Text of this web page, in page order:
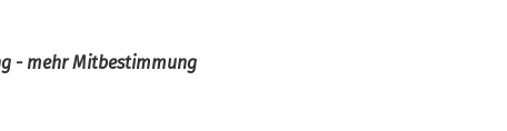
- mehr Mitbestimmung